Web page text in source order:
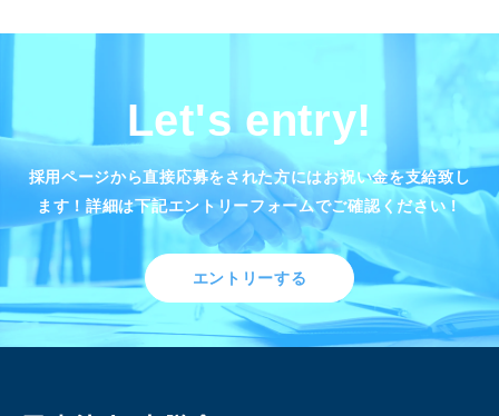
Let's entry!
採用ページから直接応募をされた方にはお祝い金を支給致し
ます！ 詳細は下記エントリーフォームでご確認ください！
エントリーする